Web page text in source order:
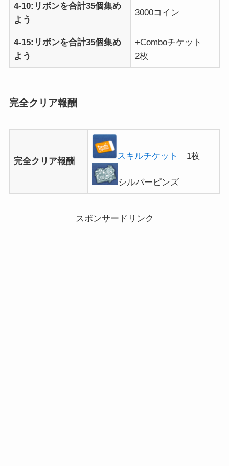
4-10:リボンを合計35個集め
よう
3000コイン
4-15:リボンを合計35個集め
よう
+Comboチケット
2枚
完全クリア報酬
完全クリア報酬
スキルチケット 1枚
シルバーピンズ
スポンサードリンク